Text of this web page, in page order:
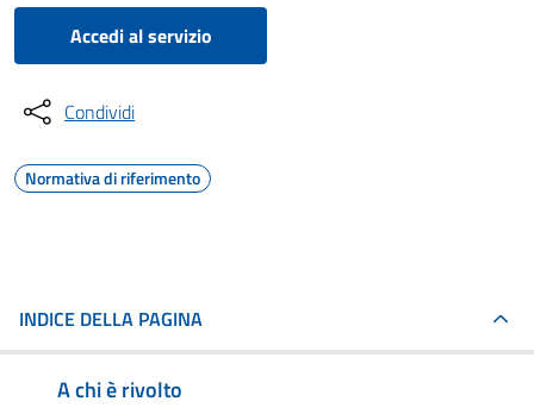
Accedi al servizio
Condividi
Normativa di riferimento
INDICE DELLA PAGINA
A chi è rivolto